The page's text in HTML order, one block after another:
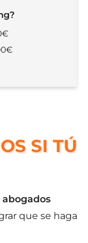
SI TÚ
abogados
que se haga